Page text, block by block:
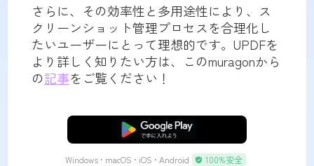
さらに、その効率性と多用途性により、ス
クリーンショット管理プロセスを合理化し
たいユーザーにとって理想的です。UPDFを
より詳しく知りたい方は、このmuragonから
の記事をご覧ください！
無料ダウンロード
Windows • macOS • iOS • Android 100%安全